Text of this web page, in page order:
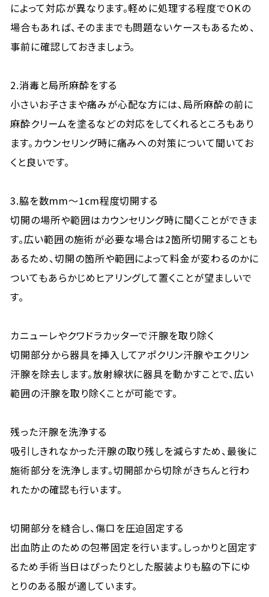
によって対応が異なります。軽めに処理する程度でOKの
場合もあれば、そのままでも問題ないケースもあるため、
事前に確認しておきましょう。
2.消毒と局所麻酔をする
小さいお子さまや痛みが心配な方には、局所麻酔の前に
麻酔クリームを塗るなどの対応をしてくれるところもあり
ます。カウンセリング時に痛みへの対策について聞いてお
くと良いです。
3.脇を数mm～1cm程度切開する
切開の場所や範囲はカウンセリング時に聞くことができま
す。広い範囲の施術が必要な場合は2箇所切開することも
あるため、切開の箇所や範囲によって料金が変わるのかに
ついてもあらかじめヒアリングして置くことが望ましいで
す。
カニューレやクワドラカッターで汗腺を取り除く
切開部分から器具を挿入してアポクリン汗腺やエクリン
汗腺を除去します。放射線状に器具を動かすことで、広い
範囲の汗腺を取り除くことが可能です。
残った汗腺を洗浄する
吸引しきれなかった汗腺の取り残しを減らすため、最後に
施術部分を洗浄します。切開部から切除がきちんと行わ
れたかの確認も行います。
切開部分を縫合し、傷口を圧迫固定する
出血防止のための包帯固定を行います。しっかりと固定す
るため手術当日はぴったりとした服装よりも脇の下にゆ
とりのある服が適しています。